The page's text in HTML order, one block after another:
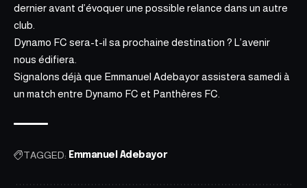
dernier avant d’évoquer une possible relance dans un autre
club.
Dynamo FC sera-t-il sa prochaine destination ? L’avenir
nous édifiera.
Signalons déjà que Emmanuel Adebayor assistera samedi à
un match entre Dynamo FC et Panthères FC.
TAGGED: Emmanuel Adebayor